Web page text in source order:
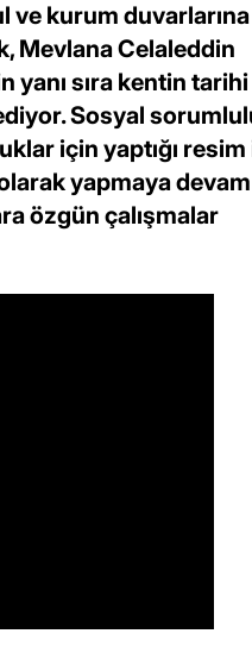
ve kurum duvarlarına
Mevlana Celaleddin
yanı sıra kentin tarihi
Sosyal
için yaptığı resim
yapmaya devam
özgün çalışmalar